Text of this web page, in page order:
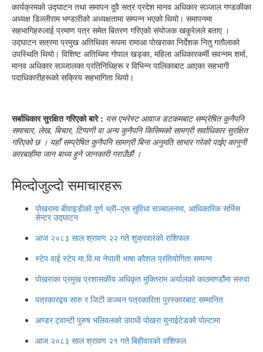
कार्यक्रमको उद्घाटन तथा समापन दुवै सत्र प्रदेश मानव अधिकार सञ्जाल गण्डकीका
अध्यक्ष डिल्लीराम भण्डारीको अध्यक्षतामा सम्पन्न भएको थियो। समापनमा
सहभागिहरुलाई प्रमाण पत्र समेत बितरण गरिएको संयोजक खकुरेलले बताए ।
उद्घाटन सत्रमा प्रमुख अतिथिका रूपमा रामाआ पोखराका निर्देशक नितु गतौलाको
उपस्थिति थियो। विशिष्ट अतिथिमा गोपाल खड्का, महिला अधिकारकर्मी सवन्नम शर्मा,
मानव अधिकार सञ्जालका प्रतिनिधिहरू र विभिन्न पालिकाबाट आएका सहभागी
पदाधिकारीहरूको सक्रिय सहभागिता थियो।
सर्बाधिकार सुरक्षित गरिएको बारे : यस एभरेस्ट आवाज डटकमबाट सम्प्रेषित कुनैपनि
समाचार, लेख, बिचार, टिप्पणी वा अन्य कुनैपनि किसिमको सामग्री सर्वाधिकार सुरक्षित
गरिएको छ । यहाँ सम्प्रेषित कुनैपनि सामग्री बिना अनुमति साभार गरेको पाईए कानुनी
कारबाहीमा जान बाध्य हुने जानकारी गराउँछौं ।
मिल्दोजुल्दो समाचारहरू
पोखरामा बीवाइडीको पूर्ण थ्री–एस सुविधा सञ्चालनमा, आधिकारिक सर्भिस
सेन्टर उद्घाटन
आज २०८३ साल श्रावण २२ गते शुक्रवारको राशिफल
स्टेप वाई स्टेप मा.वि.मा नेपाली भाषा कौशल प्रतियोगिता सम्पन्न
पोखराका प्रमुख प्रशासकीय अधिकृत मुक्तिराम अर्यालको काठमाण्डौंमा सरुवा
पत्रकारद्वय सारु र जिटी कञ्चन पत्रकारिता पुरस्कारबाट सम्मानित
अण्डर ट्वान्टी पुरुष भलिवलको उपाधी पोखरा युनाईटेडको पोल्टामा
आज २०८३ साल श्रावण २१ गते बिहीवारको राशिफल